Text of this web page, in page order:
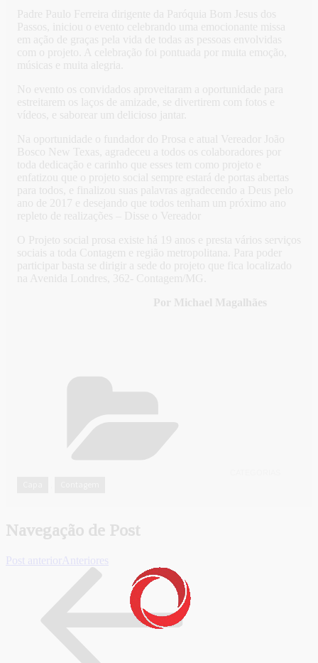
Padre Paulo Ferreira dirigente da Paróquia Bom Jesus dos
Passos, iniciou o evento celebrando uma emocionante missa
em ação de graças pela vida de todas as pessoas envolvidas
com o projeto. A celebração foi pontuada por muita emoção,
músicas e muita alegria.
No evento os convidados aproveitaram a oportunidade para
estreitarem os laços de amizade, se divertirem com fotos e
vídeos, e saborear um delicioso jantar.
Na oportunidade o fundador do Prosa e atual Vereador João
Bosco New Texas, agradeceu a todos os colaboradores por
toda dedicação e carinho que esses tem como projeto e
enfatizou que o projeto social sempre estará de portas abertas
para todos, e finalizou suas palavras agradecendo a Deus pelo
ano de 2017 e desejando que todos tenham um próximo ano
repleto de realizações – Disse o Vereador
O Projeto social prosa existe há 19 anos e presta vários serviços
sociais a toda Contagem e região metropolitana. Para poder
participar basta se dirigir a sede do projeto que fica localizado
na Avenida Londres, 362- Contagem/MG.
Por Michael Magalhães
Navegação de Post
Post anterior Anteriores